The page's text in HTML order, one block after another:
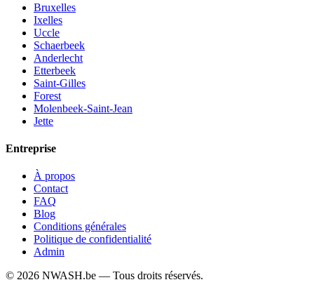
Bruxelles
Ixelles
Uccle
Schaerbeek
Anderlecht
Etterbeek
Saint-Gilles
Forest
Molenbeek-Saint-Jean
Jette
Entreprise
À propos
Contact
FAQ
Blog
Conditions générales
Politique de confidentialité
Admin
© 2026 NWASH.be — Tous droits réservés.